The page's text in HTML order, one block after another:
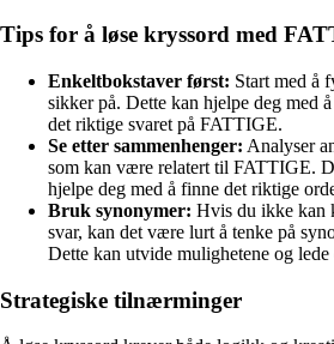
Tips for å løse kryssord med
Enkeltbokstaver først: Start med å
sikker på. Dette kan hjelpe deg med
det riktige svaret på FATTIGE.
Se etter sammenhenger: Analyser
som kan være relatert til FATTIGE.
hjelpe deg med å finne det riktige
Bruk synonymer: Hvis du ikke kan
svar, kan det være lurt å tenke på
Dette kan utvide mulighetene og
Strategiske tilnærminger